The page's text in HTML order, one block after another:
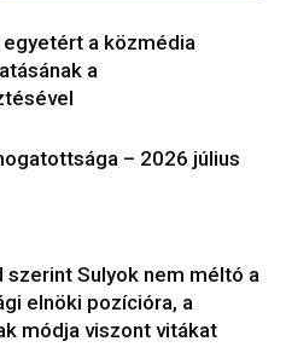
a közmédia
a
– 2026 július
szerint Sulyok nem méltó a
elnöki pozícióra, a
módja viszont vitákat